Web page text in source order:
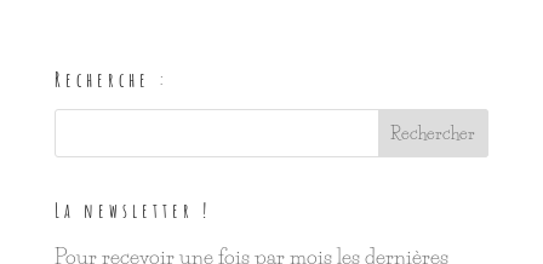
Recherche :
La newsletter !
Pour recevoir une fois par mois les dernières